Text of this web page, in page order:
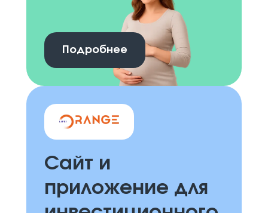
Подробнее
Сайт и
приложение для